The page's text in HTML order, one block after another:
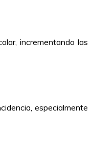
incrementando las
especialmente